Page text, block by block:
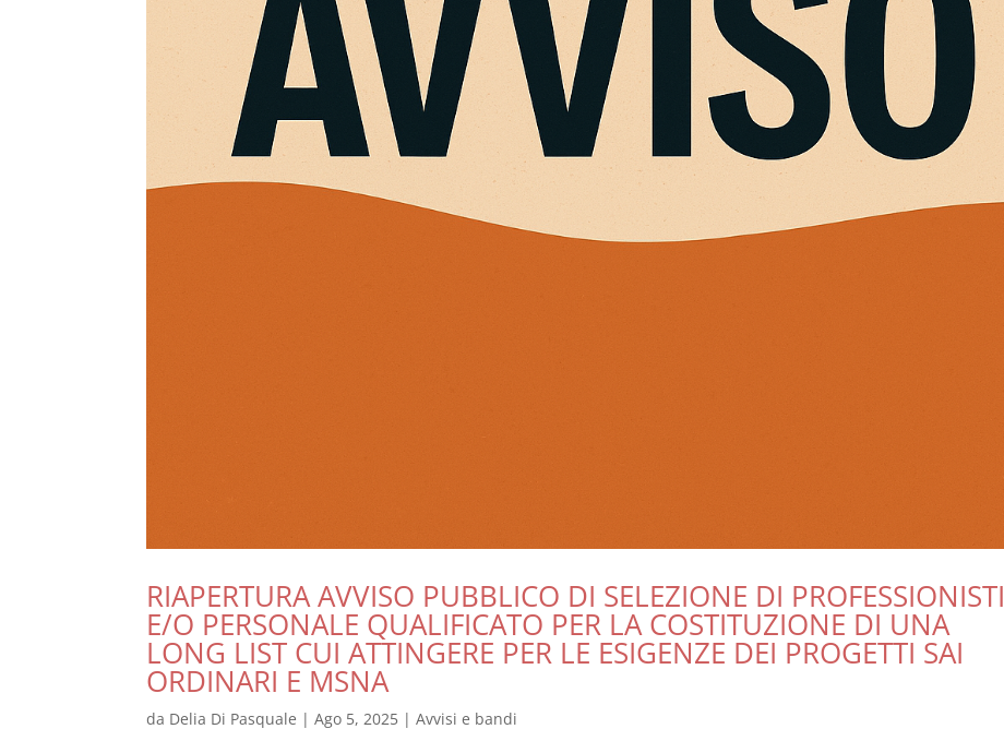
RIAPERTURA AVVISO PUBBLICO DI SELEZIONE DI PROFESSIONISTI
E/O PERSONALE QUALIFICATO PER LA COSTITUZIONE DI UNA
LONG LIST CUI ATTINGERE PER LE ESIGENZE DEI PROGETTI SAI
ORDINARI E MSNA
da Delia Di Pasquale |Ago 5, 2025 |Avvisi e bandi